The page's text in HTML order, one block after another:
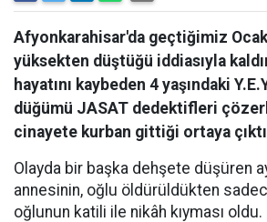
Afyonkarahisar'da geçtiğimiz Ocak
yüksekten düştüğü iddiasıyla
hayatını kaybeden 4 yaşındaki
düğümü JASAT dedektifleri
cinayete kurban gittiği ortaya
Olayda bir başka dehşete düşüren
annesinin, oğlu öldürüldükten
oğlunun katili ile nikâh kıyması oldu.